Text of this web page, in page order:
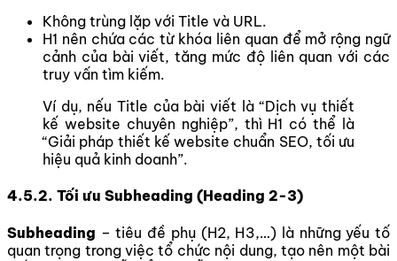
Không trùng lặp với Title và URL.
H1 nên chứa các từ khóa liên quan để mở rộng ngữ
cảnh của bài viết, tăng mức độ liên quan với các
truy vấn tìm kiếm.
Ví dụ, nếu Title của bài viết là “Dịch vụ thiết
kế website chuyên nghiệp”, thì H1 có thể là
“Giải pháp thiết kế website chuẩn SEO, tối ưu
hiệu quả kinh doanh”.
4.5.2. Tối ưu Subheading (Heading 2-3)
Subheading – tiêu đề phụ (H2, H3,…) là những yếu tố
quan trọng trong việc tổ chức nội dung, tạo nên một bài